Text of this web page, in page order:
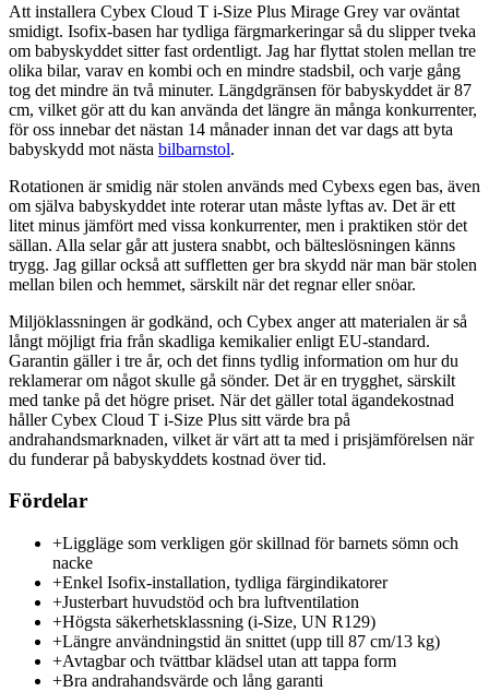
Att installera Cybex Cloud T i-Size Plus Mirage Grey var oväntat
smidigt. Isofix-basen har tydliga färgmarkeringar så du slipper tveka
om babyskyddet sitter fast ordentligt. Jag har flyttat stolen mellan tre
olika bilar, varav en kombi och en mindre stadsbil, och varje gång
tog det mindre än två minuter. Längdgränsen för babyskyddet är 87
cm, vilket gör att du kan använda det längre än många konkurrenter,
för oss innebar det nästan 14 månader innan det var dags att byta
babyskydd mot nästa bilbarnstol.
Rotationen är smidig när stolen används med Cybexs egen bas, även
om själva babyskyddet inte roterar utan måste lyftas av. Det är ett
litet minus jämfört med vissa konkurrenter, men i praktiken stör det
sällan. Alla selar går att justera snabbt, och bälteslösningen känns
trygg. Jag gillar också att suffletten ger bra skydd när man bär stolen
mellan bilen och hemmet, särskilt när det regnar eller snöar.
Miljöklassningen är godkänd, och Cybex anger att materialen är så
långt möjligt fria från skadliga kemikalier enligt EU-standard.
Garantin gäller i tre år, och det finns tydlig information om hur du
reklamerar om något skulle gå sönder. Det är en trygghet, särskilt
med tanke på det högre priset. När det gäller total ägandekostnad
håller Cybex Cloud T i-Size Plus sitt värde bra på
andrahandsmarknaden, vilket är värt att ta med i prisjämförelsen när
du funderar på babyskyddets kostnad över tid.
Fördelar
+Liggläge som verkligen gör skillnad för barnets sömn och
nacke
+Enkel Isofix-installation, tydliga färgindikatorer
+Justerbart huvudstöd och bra luftventilation
+Högsta säkerhetsklassning (i-Size, UN R129)
+Längre användningstid än snittet (upp till 87 cm/13 kg)
+Avtagbar och tvättbar klädsel utan att tappa form
+Bra andrahandsvärde och lång garanti